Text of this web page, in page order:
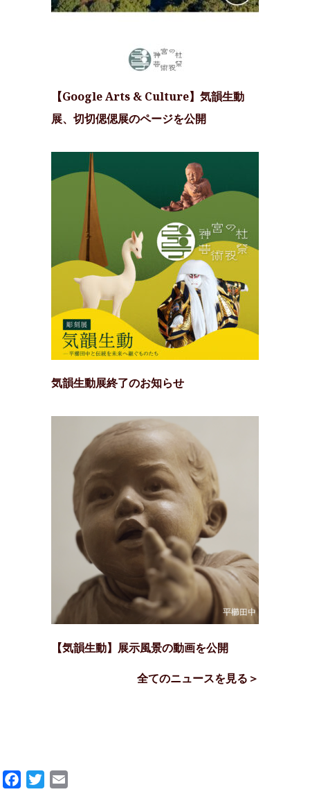
【Google Arts & Culture】気韻生動
展、切切偲偲展のページを公開
気韻生動展終了のお知らせ
【気韻生動】展示風景の動画を公開
全てのニュースを見る＞
FacebookTwitter